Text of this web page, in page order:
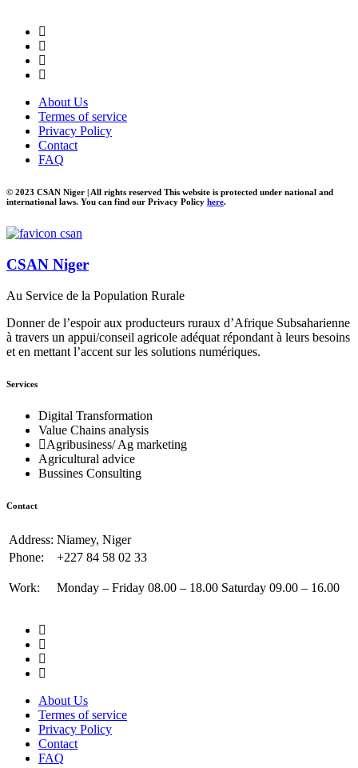
About Us
Termes of service
Privacy Policy
Contact
FAQ
© 2023 CSAN Niger | All rights reserved This website is protected under national and
international laws. You can find our Privacy Policy here.
CSAN Niger
Au Service de la Population Rurale
Donner de l’espoir aux producteurs ruraux d’Afrique Subsaharienne
à travers un appui/conseil agricole adéquat répondant à leurs besoins
et en mettant l’accent sur les solutions numériques.
Services
Digital Transformation
Value Chains analysis
Agribusiness/ Ag marketing
Agricultural advice
Bussines Consulting
Contact
Address: Niamey, Niger
Phone:
+227 84 58 02 33
Work: Monday – Friday 08.00 – 18.00 Saturday 09.00 – 16.00
About Us
Termes of service
Privacy Policy
Contact
FAQ